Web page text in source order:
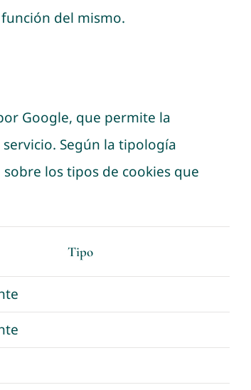
del mismo.
Google, que permite la
Según la tipología
los tipos de cookies que
Tipo